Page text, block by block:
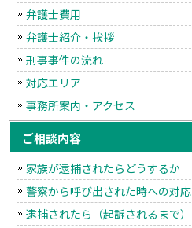
弁護士費用
弁護士紹介・挨拶
刑事事件の流れ
対応エリア
事務所案内・アクセス
ご相談内容
家族が逮捕されたらどうするか
警察から呼び出された時への対応
逮捕されたら（起訴されるまで）